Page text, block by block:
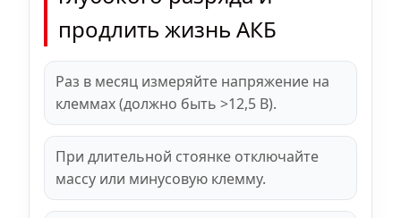
продлить жизнь АКБ
Раз в месяц измеряйте напряжение на
клеммах (должно быть >12,5 В).
При длительной стоянке отключайте
массу или минусовую клемму.